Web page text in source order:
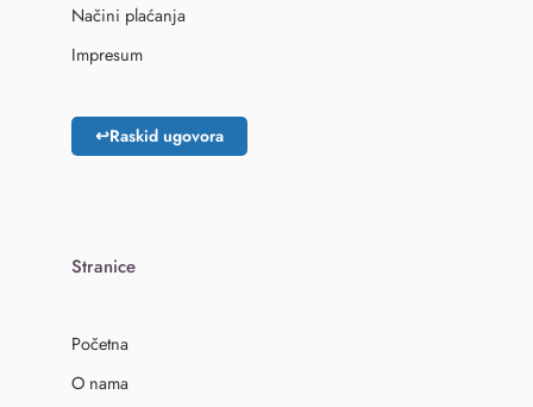
Načini plaćanja
Impresum
↩Raskid ugovora
Stranice
Početna
O nama